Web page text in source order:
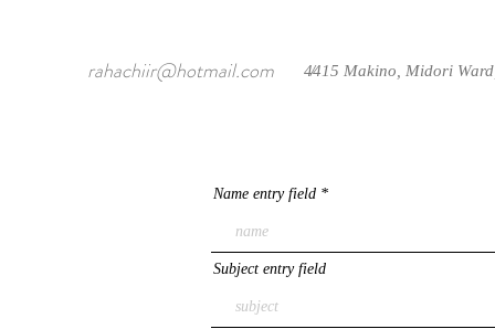
rahachiir@hotmail.com /
4415 Makino, Midori
Name entry field
Subject entry field